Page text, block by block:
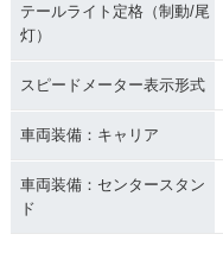
テールライト定格（制動/尾
灯）
スピードメーター表示形式
車両装備：キャリア
車両装備：センタースタン
ド